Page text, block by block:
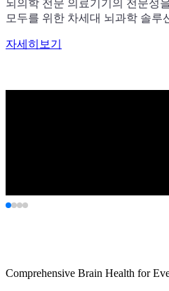
뇌의학 전문 의료기기의 전문성
모두를 위한 차세대 뇌과학 솔루
자세히보기
자세히보기
자세히보기
자세히보기
Comprehensive Brain Health for